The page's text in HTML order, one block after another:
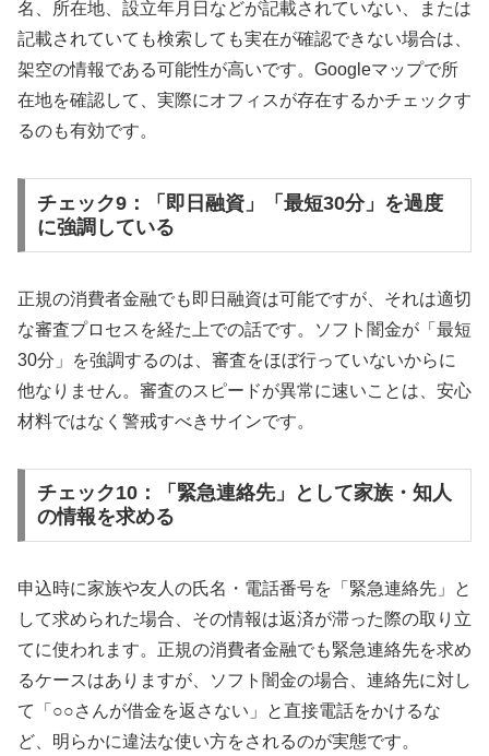
名、所在地、設立年月日などが記載されていない、または
記載されていても検索しても実在が確認できない場合は、
架空の情報である可能性が高いです。Googleマップで所
在地を確認して、実際にオフィスが存在するかチェックす
るのも有効です。
チェック9：「即日融資」「最短30分」を過度
に強調している
正規の消費者金融でも即日融資は可能ですが、それは適切
な審査プロセスを経た上での話です。ソフト闇金が「最短
30分」を強調するのは、審査をほぼ行っていないからに
他なりません。審査のスピードが異常に速いことは、安心
材料ではなく警戒すべきサインです。
チェック10：「緊急連絡先」として家族・知人
の情報を求める
申込時に家族や友人の氏名・電話番号を「緊急連絡先」と
して求められた場合、その情報は返済が滞った際の取り立
てに使われます。正規の消費者金融でも緊急連絡先を求め
るケースはありますが、ソフト闇金の場合、連絡先に対し
て「○○さんが借金を返さない」と直接電話をかけるな
ど、明らかに違法な使い方をされるのが実態です。